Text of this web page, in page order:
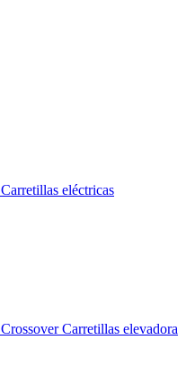
Carretillas eléctricas
Crossover Carretillas elevadora